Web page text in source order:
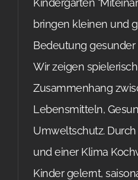
bringen kleinen und
Bedeutung gesunder
Wir zeigen
Zusammenhang
Lebensmitteln,
Umweltschutz.
und einer Klima
Kinder gelernt,